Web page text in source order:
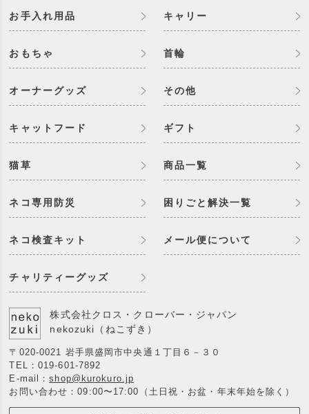
お手入れ用品 キャリー
おもちゃ 首輪
オーナーグッズ
キャットフード
猫草
ネコ専用防災
ネコ検査キット
チャリティーグッズ
その他
ギフト
商品一覧
困りごと解決一覧
メール便について
株式会社クロス・クローバー・ジャパン
nekozuki（ねこずき）
〒020-0021 岩手県盛岡市中央通１丁目６－３０
TEL： 019-601-7892
E-mail：shop@kurokuro.jp
お問い合わせ：09:00〜17:00（土日祝・お盆・年末年始を除く）